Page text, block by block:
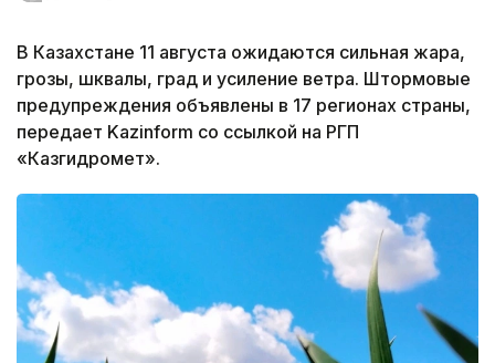
В Казахстане 11 августа ожидаются сильная жара,
грозы, шквалы, град и усиление ветра. Штормовые
предупреждения объявлены в 17 регионах страны,
передает Kazinform со ссылкой на РГП
«Казгидромет».